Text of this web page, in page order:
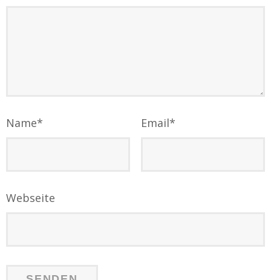
Name* Email*
Webseite